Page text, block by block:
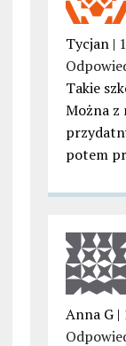
Tycjan |
Takie
Można z
potem
Anna G |